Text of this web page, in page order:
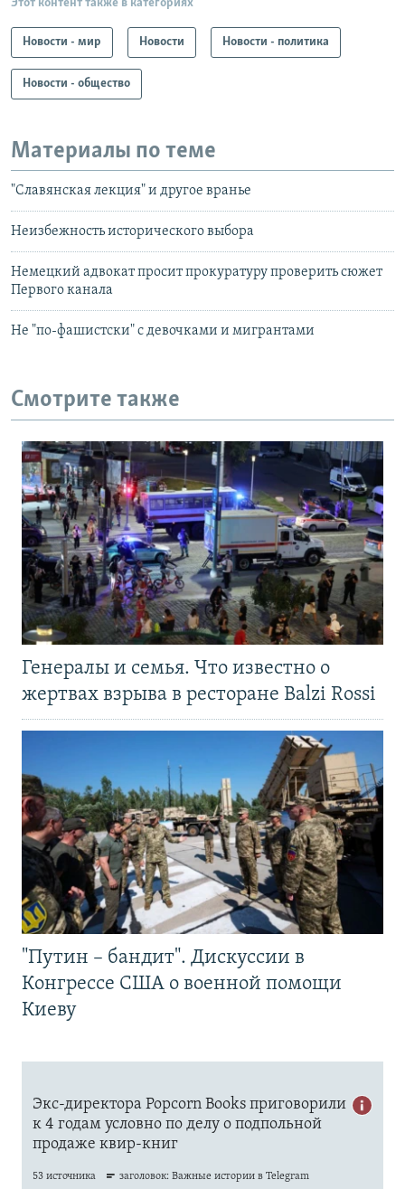
Этот контент также в категориях
Новости - мир Новости Новости - политика
Новости - общество
Материалы по теме
"Славянская лекция" и другое вранье
Неизбежность исторического выбора
Немецкий адвокат просит прокуратуру проверить сюжет
Первого канала
Не "по-фашистски" с девочками и мигрантами
Смотрите также
Генералы и семья. Что известно о
жертвах взрыва в ресторане Balzi Rossi
"Путин – бандит". Дискуссии в
Конгрессе США о военной помощи
Киеву